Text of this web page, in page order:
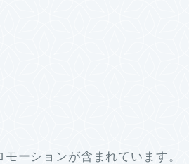
ーションが含まれています。